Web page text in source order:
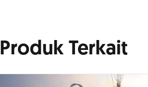
Produk Terkait